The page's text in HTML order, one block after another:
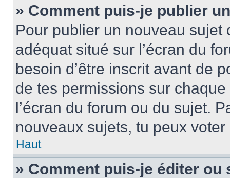
» Comment puis-je publier
Pour publier un nouveau
adéquat situé sur l’écran du
besoin d’être inscrit avant de
de tes permissions sur
l’écran du forum ou du sujet.
nouveaux sujets, tu peux
Haut
» Comment puis-je éditer